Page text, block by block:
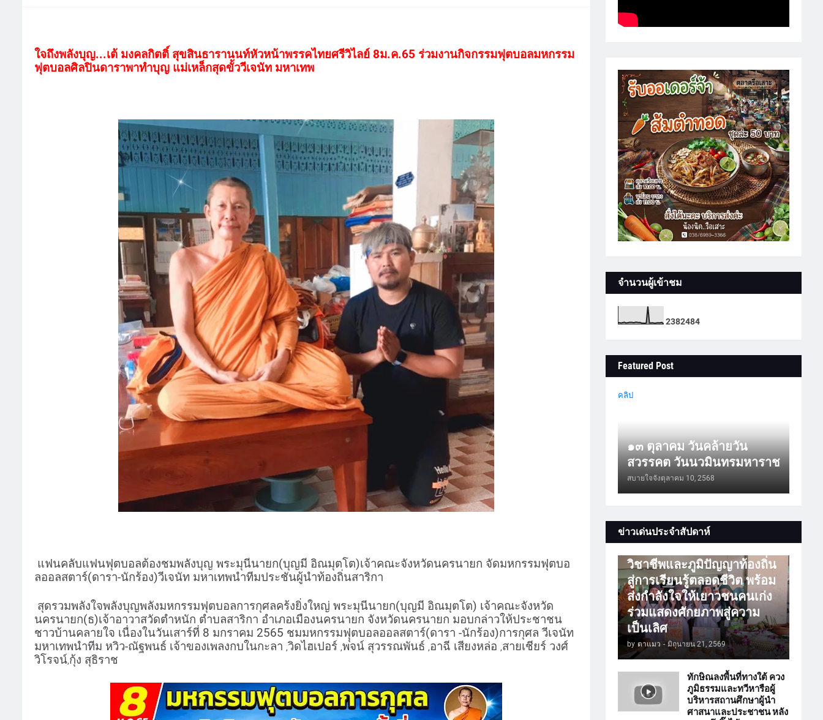
ใจถึงพลังบุญ...เต้ มงคลกิตติ์ สุขสินธารานนท์หัวหน้าพรรคไทยศรีวิไลย์ 8ม.ค.65 ร่วมงานกิจกรรมฟุตบอลมหกรรม
ฟุตบอลศิลปินดาราพาทำบุญ แม่เหล็กสุดขั้ววีเจนัท มหาเทพ
แฟนคลับแฟนฟุตบอลต้องชมพลังบุญ พระมุนีนายก(บุญมี อิณมุตโต)เจ้าคณะจังหวัดนครนายก จัดมหกรรมฟุตบอ
ลออลสตาร์(ดารา-นักร้อง)วีเจนัท มหาเทพนำทีมประชันผู้นำท้องถิ่นสาริกา
สุดรวมพลังใจพลังบุญพลังมหกรรมฟุตบอลการกุศลคร้งยิ่งใหญ่ พระมุนีนายก(บุญมี อิณมุตโต) เจ้าคณะจังหวัด
นครนายก(ธ)เจ้าอาวาสวัดตำหนัก ตำบลสาริกา อำเภอเมืองนครนายก จังหวัดนครนายก มอบกล่าวให้ประชาชน
ชาวบ้านคลายใจ เนื่องในวันเสาร์ที่ 8 มกราคม 2565 ชมมหกรรมฟุุตบอลออลสตาร์(ดารา -นักร้อง)การกุศล วีเจนัท
มหาเทพนำทีม หวิว-ณัฐพนธ์ เจ้าของเพลงกบในกะลา ,วิดไฮเปอร์ ,พจน์ สุวรรณพันธ์ ,อาฉี เสียงหล่อ ,สายเชียร์ วงศ์
วิโรจน์,กุ้ง สุธิราช
จำนวนผู้เข้าชม
2382484
Featured Post
คลิป
๑๓ ตุลาคม วันคล้ายวัน
สวรรคต วันนวมินทรมหาราช
สบายใจจังตุลาคม 10, 2568
ข่าวเด่นประจำสัปดาห์
การศึกษา
วิชาชีพและภูมิปัญญาท้องถิ่น
สู่การเรียนรู้ตลอดชีวิต พร้อม
ส่งกำลังใจให้เยาวชนคนเก่ง
ร่วมแสดงศักยภาพสู่ความ
เป็นเลิศ
by ตาแมว - มิถุนายน 21, 2569
ทักษิณลงพื้นที่ทางใต้ ควง
ภูมิธรรมและทวีหารือผู้
บริหารสถานศึกษาผู้นำ
ศาสนาและประชาชน หลัง